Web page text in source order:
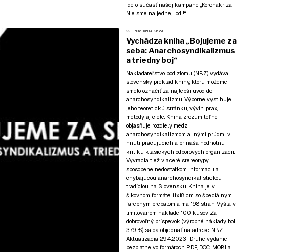
Ide o súčasť našej kampane „Koronakríza:
Nie sme na jednej lodi!“.
22. NOVEMBRA 2020
Vychádza kniha „Bojujeme za
seba: Anarchosyndikalizmus
a triedny boj“
Nakladateľstvo bod zlomu (NBZ) vydáva
slovenský preklad knihy, ktorú môžeme
smelo označiť za najlepší úvod do
anarchosyndikalizmu. Výborne vystihuje
jeho teoretickú stránku, vývin, prax,
metódy aj ciele. Kniha zrozumiteľne
objasňuje rozdiely medzi
anarchosyndikalizmom a inými prúdmi v
hnutí pracujúcich a prináša hodnotnú
kritiku klasických odborových organizácií.
Vyvracia tiež viaceré stereotypy
spôsobené nedostatkom informácií a
chýbajúcou anarchosyndikalistickou
tradíciou na Slovensku. Kniha je v
šikovnom formáte 11x18 cm so špeciálnym
farebným prebalom a má 198 strán. Vyšla v
limitovanom náklade 100 kusov. Za
dobrovoľný príspevok (výrobné náklady boli
3,79 €) sa dá objednať na adrese NBZ.
Aktualizácia 29.4.2023: Druhé vydanie
bezplatne vo formátoch PDF, DOC, MOBI a